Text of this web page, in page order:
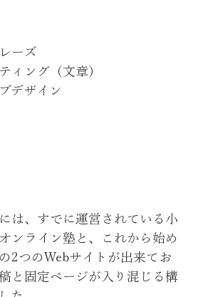
ーズ
ィング（文章）
デザイン
は、すでに運営されている小
ンライン塾と、これから始め
2つのWebサイトが出来てお
と固定ページが入り混じる構